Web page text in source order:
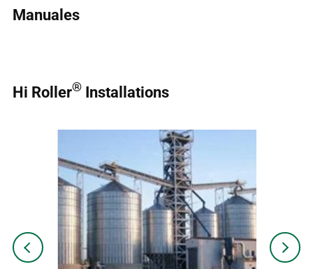
Manuales
Hi Roller® Installations